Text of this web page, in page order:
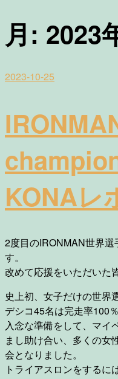
月: 2023
2023-10-25
KONAレ
2度目のIRONMAN世界選
す。
改めて応援をいただいた
史上初、女子だけの世界
デシコ45名は完走率100
入念な準備をして、マイ
まし助け合い、多くの女
会となりました。
トライアスロンをする